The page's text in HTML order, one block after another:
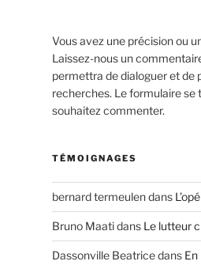
Vous avez une précision ou
Laissez-nous un
permettra de dialoguer et de
recherches. Le formulaire se
souhaitez commenter.
TÉMOIGNAGES
bernard termeulendans
Bruno Maatidans Le lutteur
Dassonville Beatricedans